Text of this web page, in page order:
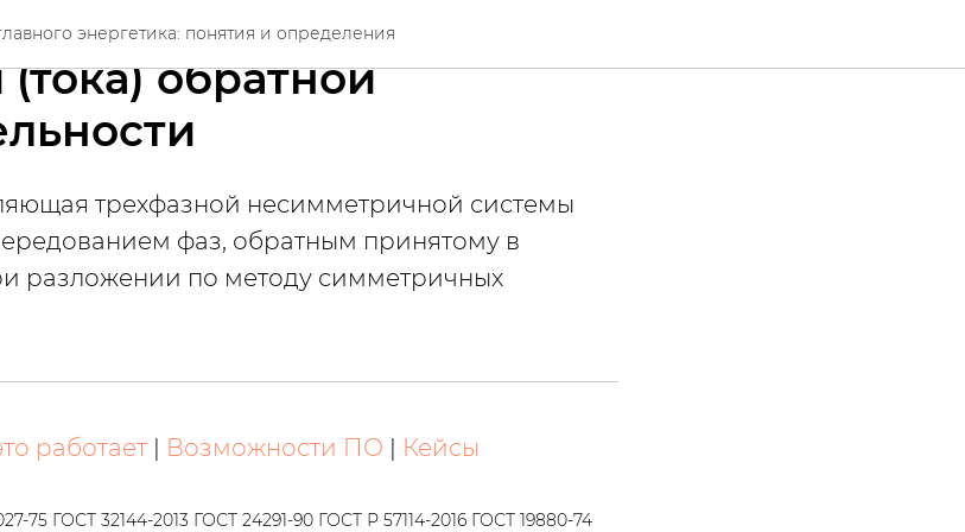
энергетика: понятия и определения
составляющая
обратной
трехфазной несимметричной системы
фаз, обратным принятому в
разложении по методу симметричных
работает | Возможности ПО | Кейсы
75 ГОСТ 32144-2013 ГОСТ 24291-90 ГОСТ Р 57114-2016 ГОСТ 19880-74